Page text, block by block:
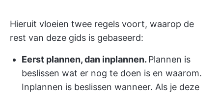
Hieruit vloeien twee regels voort, waarop de
rest van deze gids is gebaseerd:
Eerst plannen, dan inplannen. Plannen is
beslissen wat er nog te doen is en waarom.
Inplannen is beslissen wanneer. Als je deze